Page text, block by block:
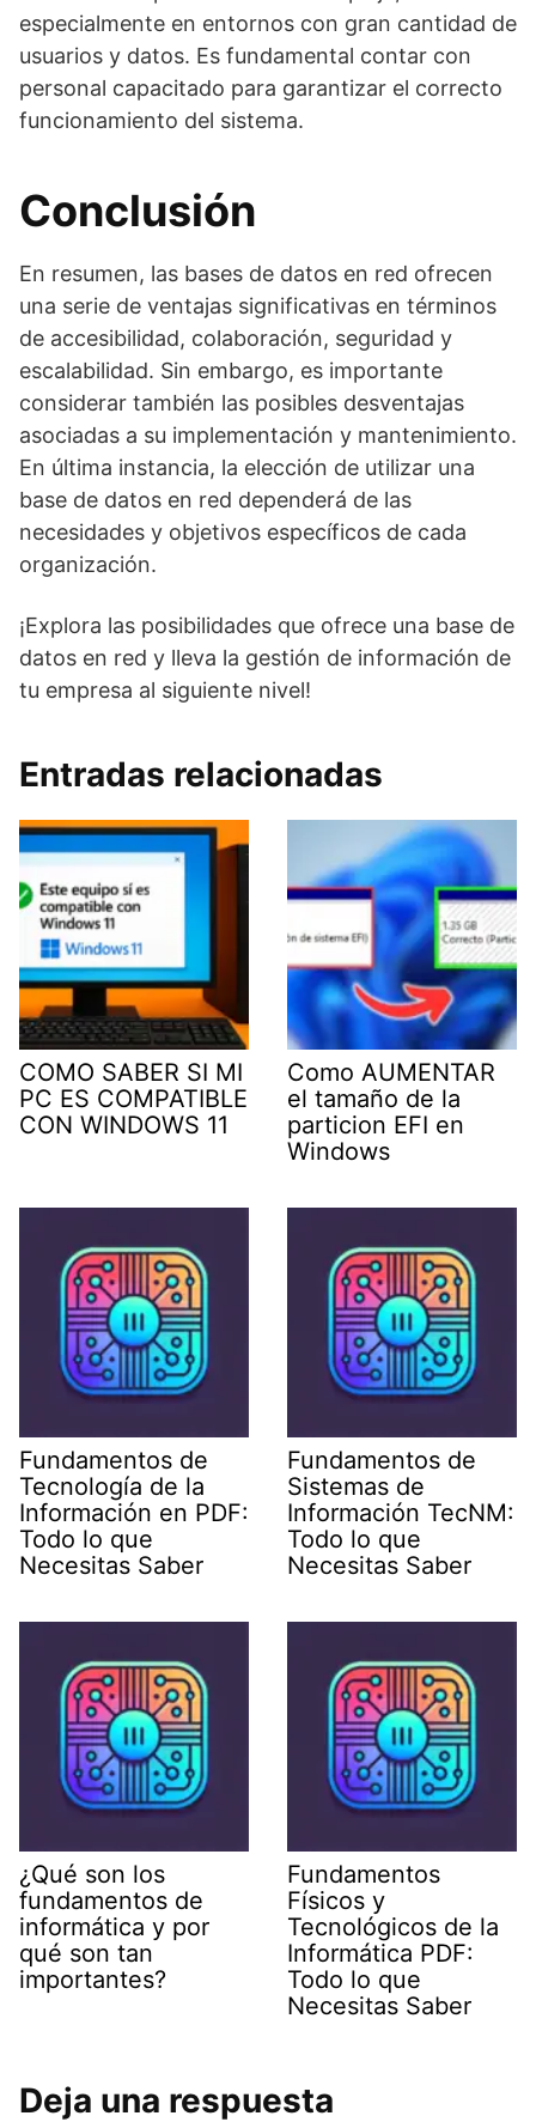
especialmente en entornos con gran cantidad de
usuarios y datos. Es fundamental contar con
personal capacitado para garantizar el correcto
funcionamiento del sistema.
Conclusión
En resumen, las bases de datos en red ofrecen
una serie de ventajas significativas en términos
de accesibilidad, colaboración, seguridad y
escalabilidad. Sin embargo, es importante
considerar también las posibles desventajas
asociadas a su implementación y mantenimiento.
En última instancia, la elección de utilizar una
base de datos en red dependerá de las
necesidades y objetivos específicos de cada
organización.
¡Explora las posibilidades que ofrece una base de
datos en red y lleva la gestión de información de
tu empresa al siguiente nivel!
Entradas relacionadas
COMO SABER SI MI
PC ES COMPATIBLE
CON WINDOWS 11
Como AUMENTAR
el tamaño de la
particion EFI en
Windows
Fundamentos de
Tecnología de la
Información en PDF:
Todo lo que
Necesitas Saber
Fundamentos de
Sistemas de
Información TecNM:
Todo lo que
Necesitas Saber
¿Qué son los
fundamentos de
informática y por
qué son tan
importantes?
Fundamentos
Físicos y
Tecnológicos de la
Informática PDF:
Todo lo que
Necesitas Saber
Deja una respuesta